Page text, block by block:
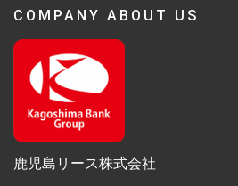
COMPANY ABOUT US
鹿児島リース株式会社